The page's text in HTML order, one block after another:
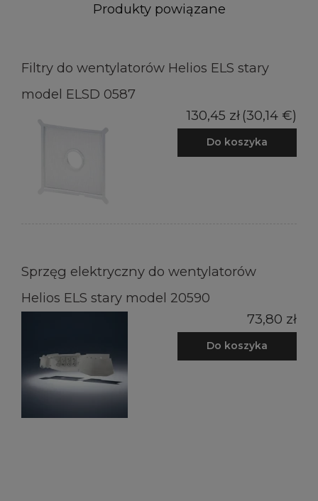
Produkty powiązane
Filtry do wentylatorów Helios ELS stary
model ELSD 0587
130,45 zł(30,14 €)
Do koszyka
Sprzęg elektryczny do wentylatorów
Helios ELS stary model 20590
73,80 zł
Do koszyka